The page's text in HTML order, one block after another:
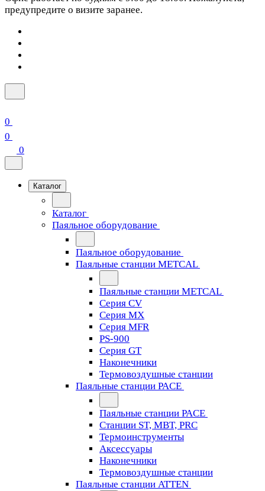
предупредите о визите заранее.
0
0
0
Каталог
Каталог
Паяльное оборудование
Паяльное оборудование
Паяльные станции METCAL
Паяльные станции METCAL
Серия CV
Серия MX
Серия MFR
PS-900
Серия GT
Наконечники
Термовоздушные станции
Паяльные станции PACE
Паяльные станции PACE
Станции ST, MBT, PRC
Термоинструменты
Аксессуары
Наконечники
Термовоздушные станции
Паяльные станции ATTEN